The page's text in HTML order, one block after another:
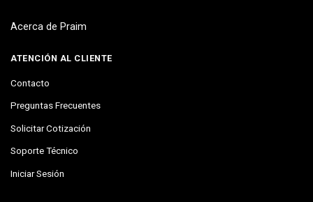
Acerca de Praim
ATENCIÓN AL CLIENTE
Contacto
Preguntas Frecuentes
Solicitar Cotización
Soporte Técnico
Iniciar Sesión